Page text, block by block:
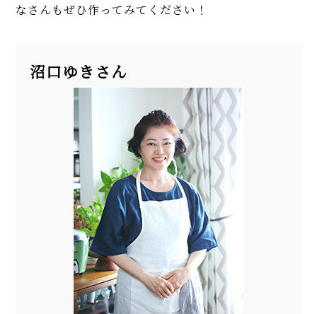
なさんもぜひ作ってみてください！
沼口ゆきさん